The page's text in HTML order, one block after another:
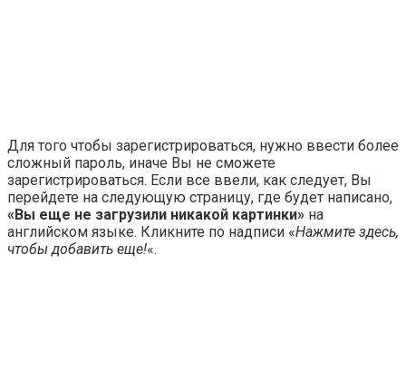
Для того чтобы зарегистрироваться, нужно ввести более
сложный пароль, иначе Вы не сможете
зарегистрироваться. Если все ввели, как следует, Вы
перейдете на следующую страницу, где будет написано,
«Вы еще не загрузили никакой картинки» на
английском языке. Кликните по надписи «Нажмите здесь,
чтобы добавить еще!«.